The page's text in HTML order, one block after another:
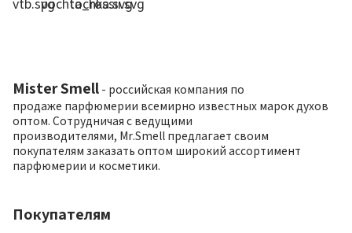
Mister Smell - российская компания по
продаже парфюмерии всемирно известных марок духов
оптом. Сотрудничая с ведущими
производителями, Mr.Smell предлагает своим
покупателям заказать оптом широкий ассортимент
парфюмерии и косметики.
Покупателям